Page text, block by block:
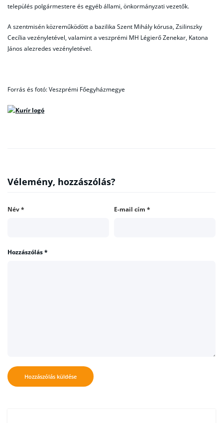
település polgármestere és egyéb állami, önkormányzati vezetők.
A szentmisén közreműködött a bazilika Szent Mihály kórusa, Zsilinszky
Cecília vezényletével, valamint a veszprémi MH Légierő Zenekar, Katona
János alezredes vezényletével.
Forrás és fotó: Veszprémi Főegyházmegye
Vélemény, hozzászólás?
Név* E-mail cím *
Hozzászólás*